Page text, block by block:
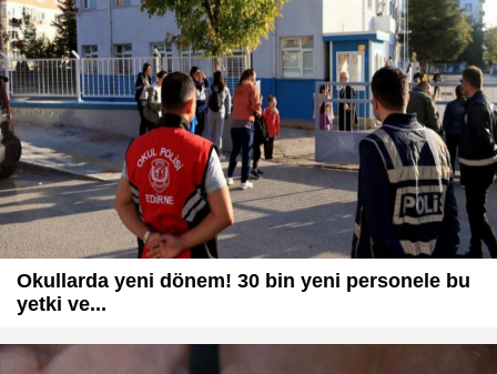
Okullarda yeni dönem! 30 bin yeni personele bu
yetki ve...